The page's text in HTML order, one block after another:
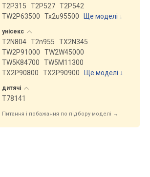
T2P315
T2P527 T2P542
TW2P63500
Tx2u95500 Ще моделі ↓
унісекс
T2N804 T2n955
TX2N345
TW2P91000
TW2W45000
TW5K84700
TW5M11300
TX2P90800
TX2P90900 Ще моделі ↓
дитячі
T78141
Питання і побажання по підбору моделі →